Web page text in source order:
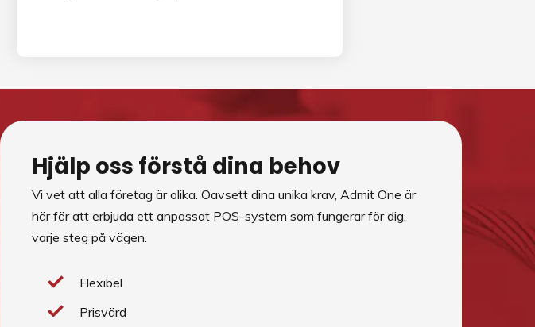
Hjälp oss förstå dina behov
Vi vet att alla företag är olika. Oavsett dina unika krav, Admit One är
här för att erbjuda ett anpassat POS-system som fungerar för dig,
varje steg på vägen.
Flexibel
Prisvärd